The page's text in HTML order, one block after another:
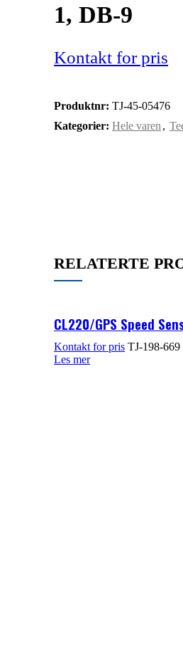
1, DB-9
Produktnr: TJ-45-05476
Kategorier: Hele varen ,
RELATERTE
CL220/GPS Speed
TJ-198-669
Les mer